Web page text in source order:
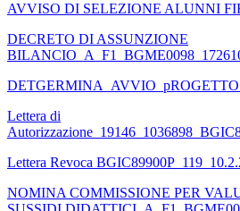
AVVISO DI SELEZIONE ALUNNI
DECRETO DI ASSUNZIONE
Lettera di
Lettera Revoca
NOMINA COMMISSIONE PER